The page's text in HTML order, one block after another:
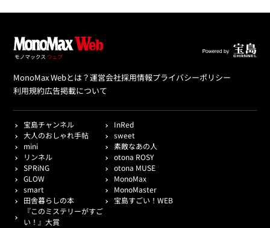
MonoMax Webとは？運営会社採用情報プライバシーポリシー
利用規約広告掲載について
宝島チャンネル
InRed
大人のおしゃれ手帖
sweet
mini
素敵なあの人
リンネル
otona ROSY
SPRiNG
otona MUSE
GLOW
MonoMax
smart
MonoMaster
田舎暮らしの本
宝島すごい！WEB
『このミステリーがすご
い！』大賞